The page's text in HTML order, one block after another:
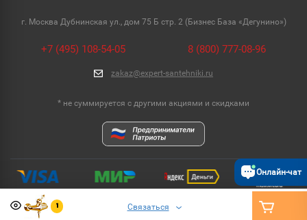
г. Москва Дубнинская ул., дом 75 Б стр. 2 (Бизнес База «Дегунино»)
+7 (495) 108-54-05 8 (800) 777-08-96
zakaz@expert-santehniki.ru
* не суммируется с другими акциями и скидками
1 Связаться
Онлайн-чат